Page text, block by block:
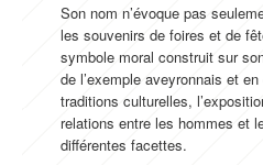
Son nom n’évoque pas
les souvenirs de foires et de
symbole moral construit sur
de l’exemple aveyronnais et
traditions culturelles,
relations entre les hommes et
différentes facettes.